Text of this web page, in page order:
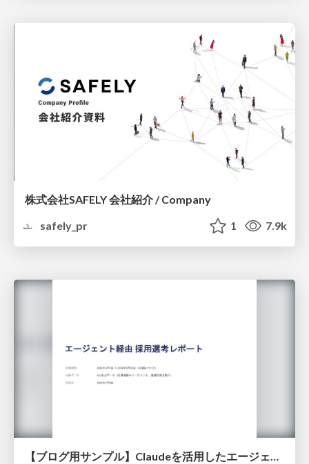
株式会社SAFELY 会社紹介 / Company
safely_pr
1 7.9k
【ブログ用サンプル】Claudeを活用したエージェント分析レポート自動生成例